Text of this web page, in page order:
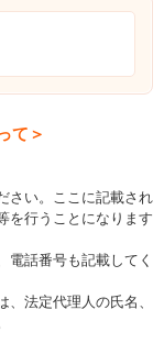
て＞
さい。ここに記載され
を行うことになります
話番号も記載してく
法定代理人の氏名、